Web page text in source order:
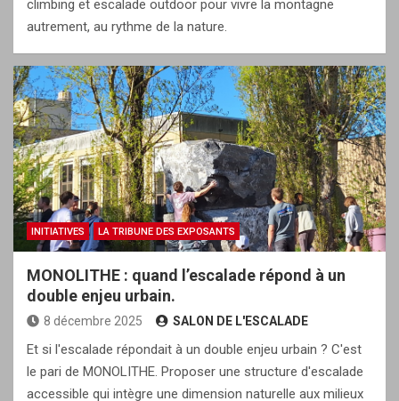
climbing et escalade outdoor pour vivre la montagne
autrement, au rythme de la nature.
INITIATIVES LA TRIBUNE DES EXPOSANTS
MONOLITHE : quand l’escalade répond à un
double enjeu urbain.
8 décembre 2025 SALON DE L'ESCALADE
Et si l'escalade répondait à un double enjeu urbain ? C'est
le pari de MONOLITHE. Proposer une structure d'escalade
accessible qui intègre une dimension naturelle aux milieux